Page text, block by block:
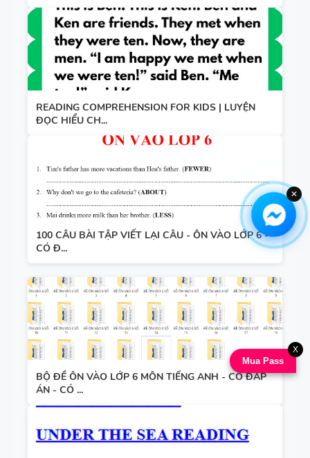
READING COMPREHENSION FOR KIDS | LUYỆN
ĐỌC HIỂU CH...
100 CÂU BÀI TẬP VIẾT LẠI CÂU - ÔN VÀO LỚP 6 -
CÓ Đ...
BỘ ĐỀ ÔN VÀO LỚP 6 MÔN TIẾNG ANH - CÓ ĐÁP
ÁN - CÓ ...
Mua Pass
X
✕